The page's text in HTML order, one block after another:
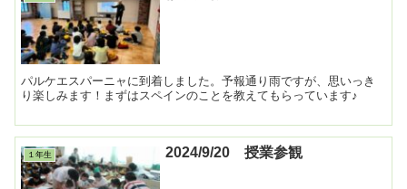
パルケエスパーニャに到着しました。予報通り雨ですが、思いっき
り楽しみます！まずはスペインのことを教えてもらっています♪
１年生 2024/9/20 授業参観